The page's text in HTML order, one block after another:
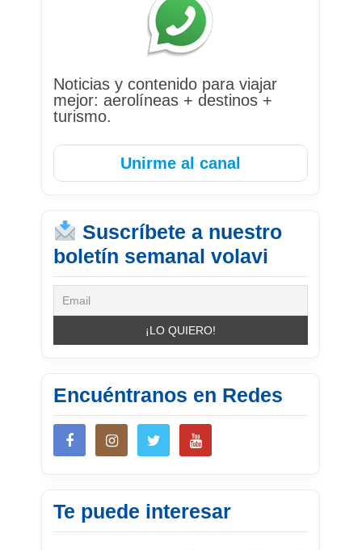
Noticias y contenido para viajar
mejor: aerolíneas + destinos +
turismo.
Unirme al canal
Suscríbete a nuestro
boletín semanal volavi
Encuéntranos en Redes
Te puede interesar